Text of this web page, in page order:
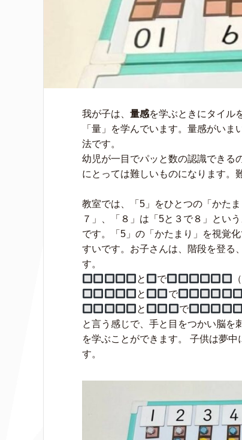
我が子は、 量感を学ぶときにタイル
「量」を学んでいます。量感がい
法です。
幼児が一目でパッと数の認識できる
にとっては難しいものになります。
教室では、「5」をひとつの「かた
７」、「８」は「5と３で８」とい
です。「5」の「かたまり」を視覚
すいです。お子さんは、階段を登る
す。
と
で
と
で
と
で
と言う感じで、手と目をつかい脳を
を学ぶことができます。 子供は夢
す。